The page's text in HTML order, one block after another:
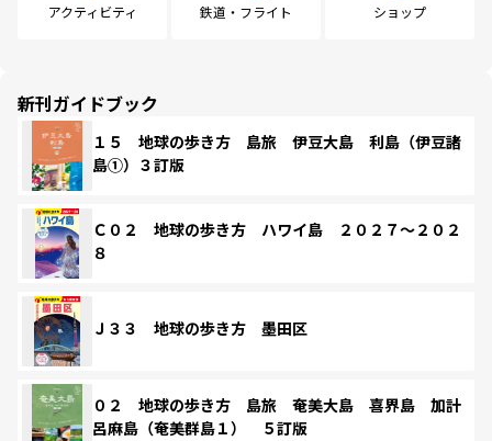
アクティビティ 鉄道・フライト ショップ
新刊ガイドブック
１５ 地球の歩き方 島旅 伊豆大島 利島（伊豆諸
島①）３訂版
Ｃ０２ 地球の歩き方 ハワイ島 ２０２７～２０２
８
Ｊ３３ 地球の歩き方 墨田区
０２ 地球の歩き方 島旅 奄美大島 喜界島 加計
呂麻島（奄美群島１） ５訂版